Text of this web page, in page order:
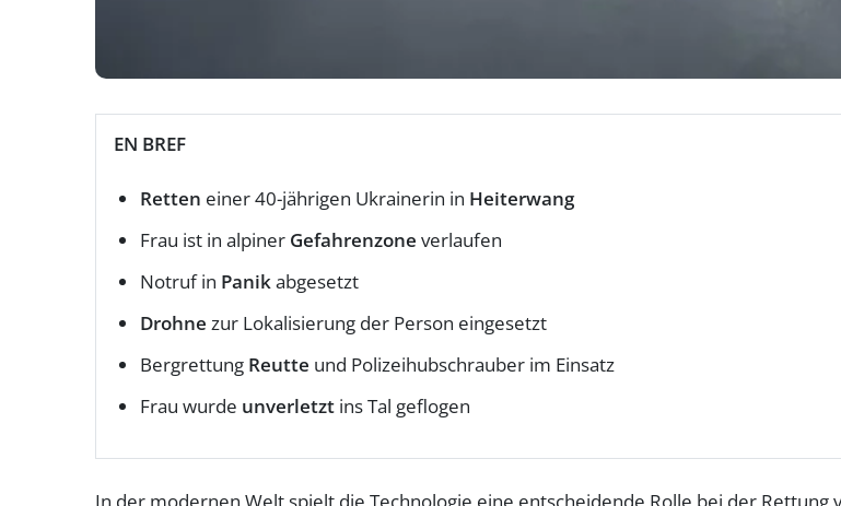
EN BREF
Retten einer 40-jährigen Ukrainerin in Heiterwang
Frau ist in alpiner Gefahrenzone verlaufen
Notruf in Panik abgesetzt
Drohne zur Lokalisierung der Person eingesetzt
Bergrettung Reutte und Polizeihubschrauber im Einsatz
Frau wurde unverletzt ins Tal geflogen
In der modernen Welt spielt die Technologie eine entscheidende Rolle bei der